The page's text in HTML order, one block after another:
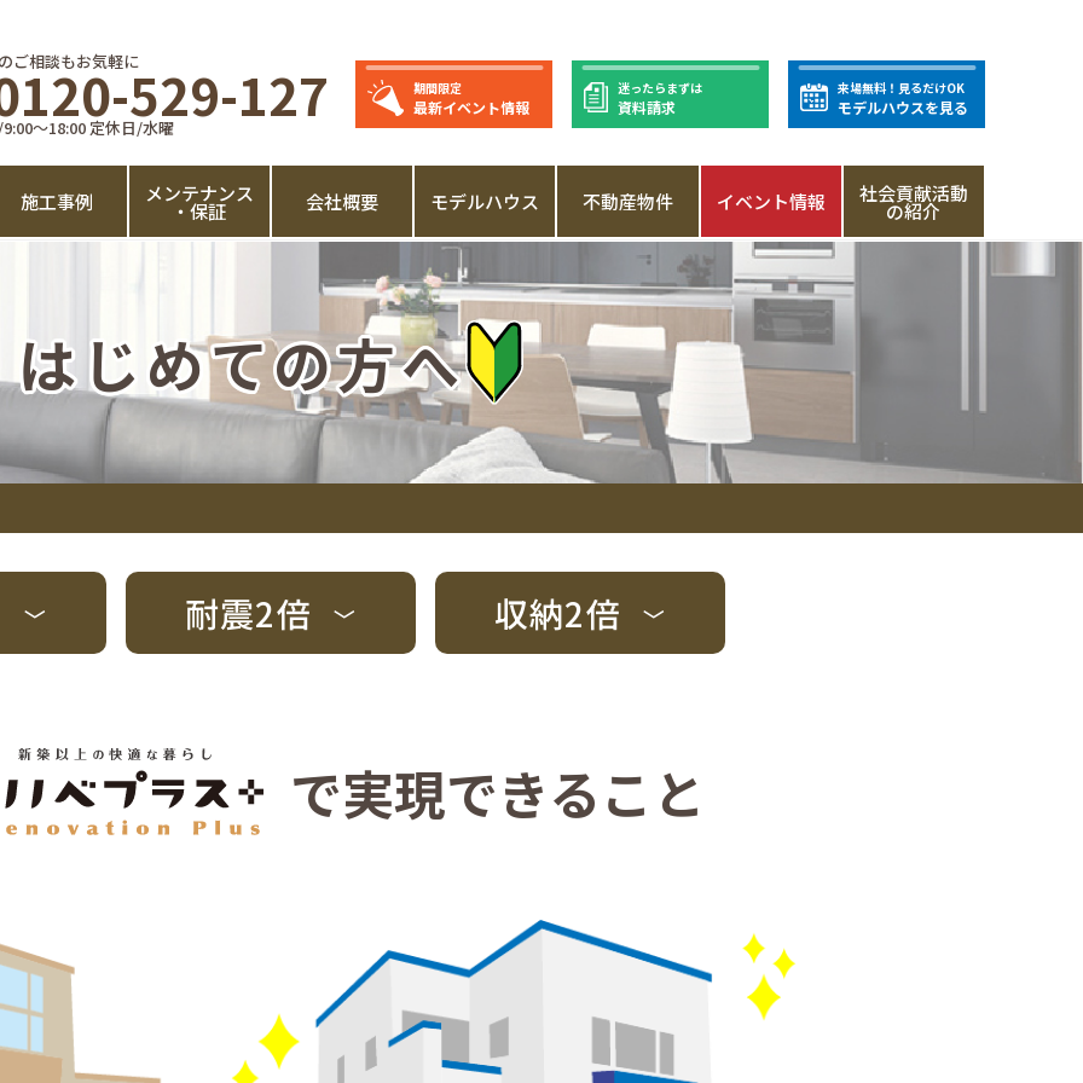
ご相談もお気軽に529-127
～18:00 定休日/水曜
期間限定
最新イベント情報
迷ったらまずは
資料請求
来場無料！見るだけOK
モデルハウスを見る
施工事例 メンテナンス
・保証 会社概要 モデルハウス 不動産物件 イベント情報 社会貢献活動
の紹介
はじめての方へ
耐震2倍 収納2倍
で実現できること